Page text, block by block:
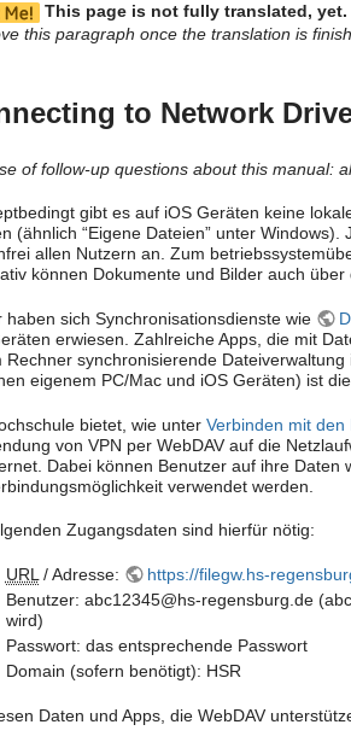
This page is not fully translated,
this paragraph once the translation is
to Network
of follow-up questions about this manual:
gibt es auf iOS Geräten keine
(ähnlich “Eigene Dateien” unter
allen Nutzern an. Zum
können Dokumente und Bilder auch über
haben sich Synchronisationsdienste wie
erwiesen. Zahlreiche Apps, die mit
Rechner synchronisierende
eigenem PC/Mac und iOS Geräten) ist
bietet, wie unter Verbinden mit den
von VPN per WebDAV auf die
Dabei können Benutzer auf ihre
verwendet werden.
Zugangsdaten sind hierfür nötig:
URL / Adresse:
https://filegw.hs-
Benutzer: abc12345@hs-regensburg.de
wird)
Passwort: das entsprechende Passwort
Domain (sofern benötigt): HSR
Daten und Apps, die WebDAV